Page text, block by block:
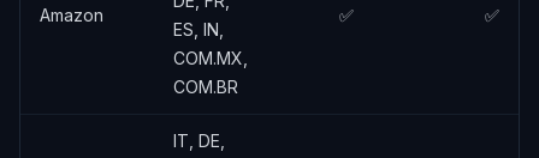
Amazon
ES, IN,
COM.MX,
COM.BR
✅ ✅
IT, DE,